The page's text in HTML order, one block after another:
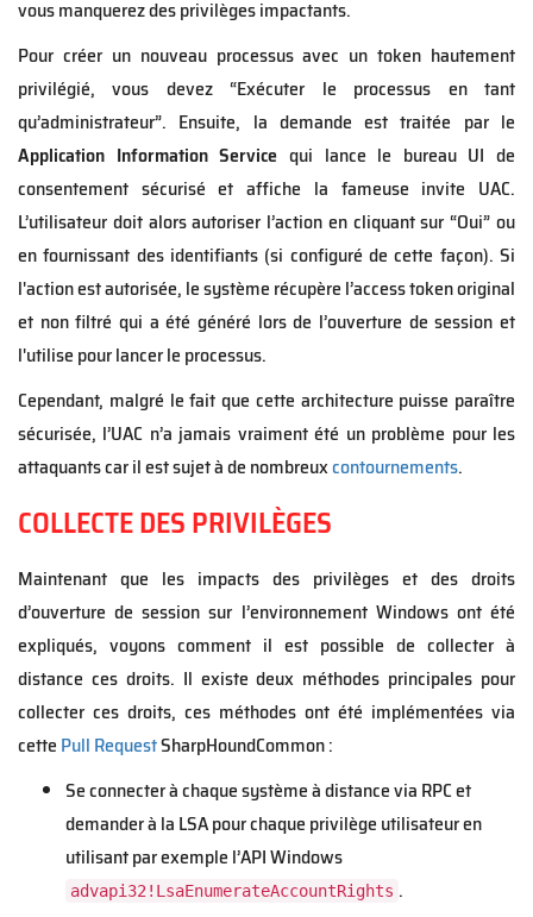
vous manquerez des privilèges impactants.
Pour créer un nouveau processus avec un token hautement
privilégié, vous devez “Exécuter le processus en tant
qu’administrateur”. Ensuite, la demande est traitée par le
Application Information Service qui lance le bureau UI de
consentement sécurisé et affiche la fameuse invite UAC.
L’utilisateur doit alors autoriser l’action en cliquant sur “Oui” ou
en fournissant des identifiants (si configuré de cette façon). Si
l'action est autorisée, le système récupère l’access token original
et non filtré qui a été généré lors de l’ouverture de session et
l'utilise pour lancer le processus.
Cependant, malgré le fait que cette architecture puisse paraître
sécurisée, l’UAC n’a jamais vraiment été un problème pour les
attaquants car il est sujet à de nombreuxcontournements.
COLLECTE DES PRIVILÈGES
Maintenant que les impacts des privilèges et des droits
d’ouverture de session sur l’environnement Windows ont été
expliqués, voyons comment il est possible de collecter à
distance ces droits. Il existe deux méthodes principales pour
collecter ces droits, ces méthodes ont été implémentées via
cette Pull RequestSharpHoundCommon :
Se connecter à chaque système à distance via RPC et
demander à la LSA pour chaque privilège utilisateur en
utilisant par exemple l’API Windows
advapi32!LsaEnumerateAccountRights .